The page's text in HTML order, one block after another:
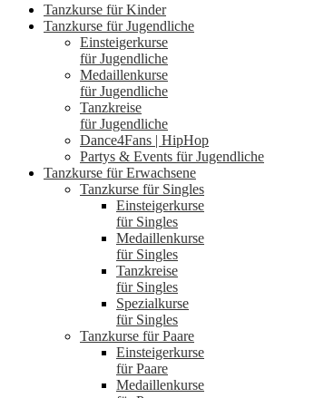
Tanzkurse für Kinder
Tanzkurse für Jugendliche
Einsteigerkurse
für Jugendliche
Medaillenkurse
für Jugendliche
Tanzkreise
für Jugendliche
Dance4Fans | HipHop
Partys & Events für Jugendliche
Tanzkurse für Erwachsene
Tanzkurse für Singles
Einsteigerkurse
für Singles
Medaillenkurse
für Singles
Tanzkreise
für Singles
Spezialkurse
für Singles
Tanzkurse für Paare
Einsteigerkurse
für Paare
Medaillenkurse